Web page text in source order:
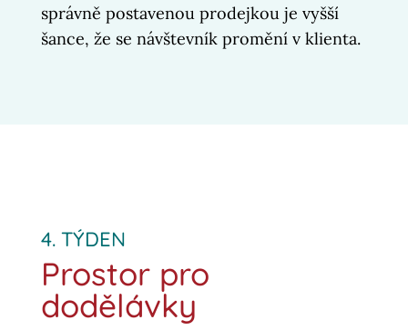
správně postavenou prodejkou je vyšší
šance, že se návštevník promění v klienta.
4. TÝDEN
Prostor pro
dodělávky